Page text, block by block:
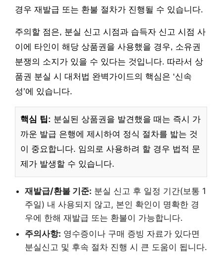
경우 재발급 또는 환불 절차가 진행될 수 있습니다.
주의할 점은, 분실 신고 시점과 습득자 신고 시점 사
이에 타인이 해당 상품권을 사용했을 경우, 소유권
분쟁의 소지가 있을 수 있다는 것입니다. 따라서 상
품권 분실 시 대처법 완벽가이드의 핵심은 ‘신속
성’에 있습니다.
핵심 팁: 분실된 상품권을 발견했을 때는 즉시 가
까운 발급 은행에 제시하여 정식 절차를 밟는 것
이 중요합니다. 임의로 사용하려 할 경우 법적 문
제가 발생할 수 있습니다.
재발급/환불 기준: 분실 신고 후 일정 기간(보통 1
주일) 내 사용되지 않고, 본인 확인이 명확한 경
우에 한해 재발급 또는 환불이 가능합니다.
주의사항: 영수증이나 구매 증빙 자료가 있다면
분실신고 및 후속 절차 진행 시 큰 도움이 됩니다.